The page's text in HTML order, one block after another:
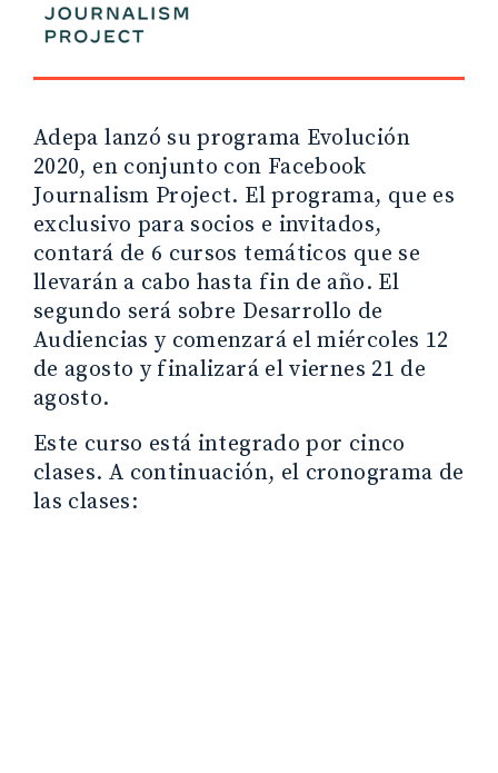
Adepa lanzó su programa Evolución
2020, en conjunto con Facebook
Journalism Project. El programa, que es
exclusivo para socios e invitados,
contará de 6 cursos temáticos que se
llevarán a cabo hasta fin de año. El
segundo será sobre Desarrollo de
Audiencias y comenzará el miércoles 12
de agosto y finalizará el viernes 21 de
agosto.
Este curso está integrado por cinco
clases. A continuación, el cronograma de
las clases: